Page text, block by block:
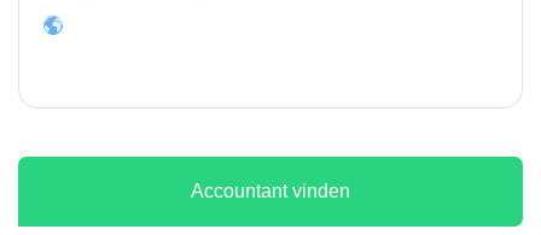
Accountant vinden